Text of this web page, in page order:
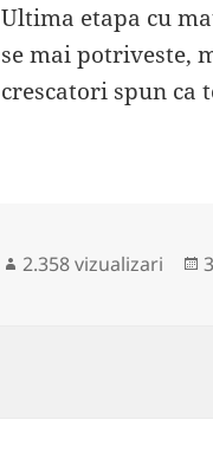
Ultima etapa cu
se mai potriveste,
crescatori spun ca
2.358 vizualizari